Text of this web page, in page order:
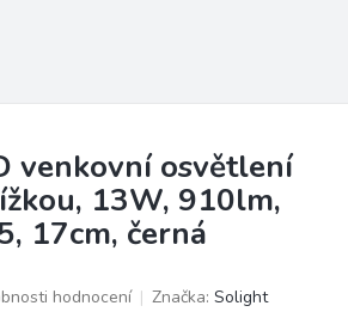
venkovní osvětlení
13W, 910lm,
17cm, černá
hodnocení Značka: Solight